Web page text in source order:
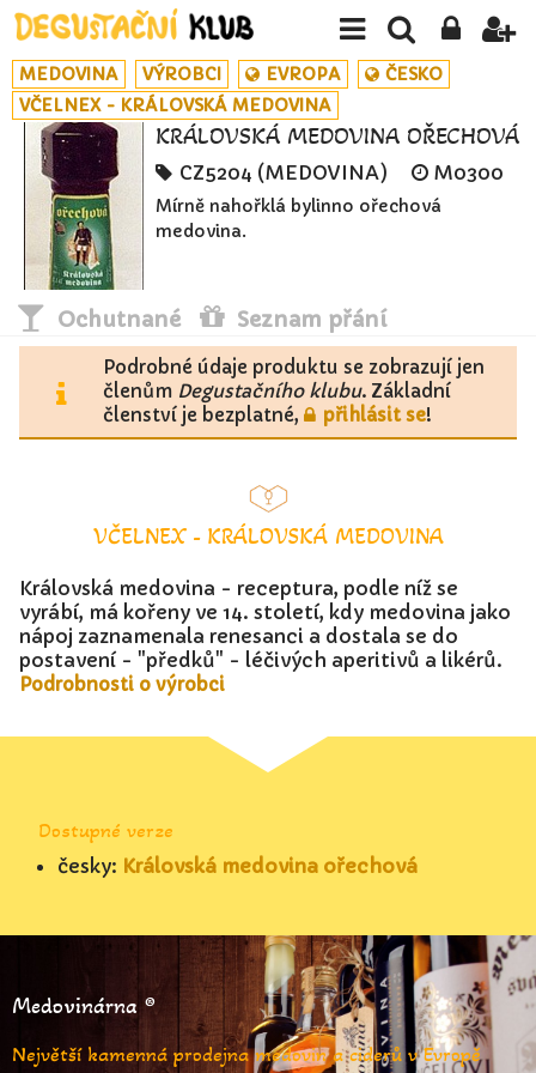
MEDOVINA VÝROBCI EVROPA
ČESKO
VČELNEX - KRÁLOVSKÁ MEDOVINA
KRÁLOVSKÁ MEDOVINA OŘECHOVÁ
CZ5204 (MEDOVINA) M0300
Mírně nahořklá bylinno ořechová
medovina.
Ochutnané Seznam přání
Podrobné údaje produktu se zobrazují jen
členům Degustačního klubu. Základní
členství je bezplatné,
přihlásit se!
VČELNEX - KRÁLOVSKÁ MEDOVINA
Královská medovina - receptura, podle níž se
vyrábí, má kořeny ve 14. století, kdy medovina jako
nápoj zaznamenala renesanci a dostala se do
postavení - "předků" - léčivých aperitivů a likérů.
Podrobnosti o výrobci
Dostupné verze
česky: Královská medovina ořechová
Medovinárna ®
Největší kamenná prodejna medovin a ciderů v Evropě